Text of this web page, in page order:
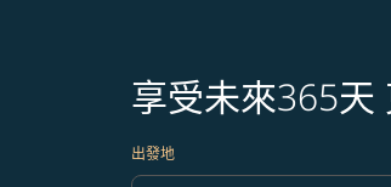
享受未來365天
出發地